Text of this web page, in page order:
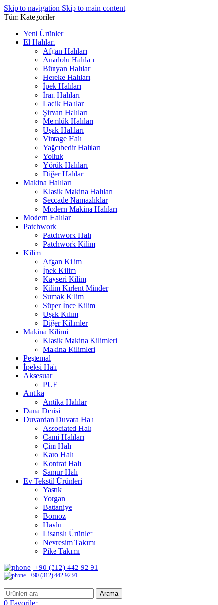
Skip to navigation Skip to main content
Tüm Kategoriler
Yeni Ürünler
El Halıları
Afgan Halıları
Anadolu Halıları
Bünyan Halıları
Hereke Halıları
İpek Halıları
İran Halıları
Ladik Halılar
Şirvan Halıları
Memlük Halıları
Uşak Halıları
Vintage Halı
Yağcıbedir Halıları
Yolluk
Yörük Halıları
Diğer Halılar
Makina Halıları
Klasik Makina Halıları
Seccade Namazlıklar
Modern Makina Halıları
Modern Halılar
Patchwork
Patchwork Halı
Patchwork Kilim
Kilim
Afgan Kilim
İpek Kilim
Kayseri Kilim
Kilim Kırlent Minder
Sumak Kilim
Süper İnce Kilim
Uşak Kilim
Diğer Kilimler
Makina Kilimi
Klasik Makina Kilimleri
Makina Kilimleri
Peştemal
İpeksi Halı
Aksesuar
PUF
Antika
Antika Halılar
Dana Derisi
Duvardan Duvara Halı
Associated Halı
Cami Halıları
Çim Halı
Karo Halı
Kontrat Halı
Samur Halı
Ev Tekstil Ürünleri
Yastık
Yorgan
Battaniye
Bornoz
Havlu
Lisanslı Ürünler
Nevresim Takımı
Pike Takımı
+90 (312) 442 92 91
+90 (312) 442 92 91
Arama
0 Favoriler